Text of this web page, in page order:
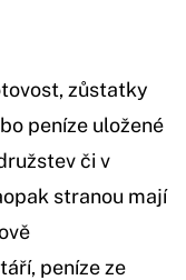
zůstatky
peníze uložené
či v
stranou mají
peníze ze